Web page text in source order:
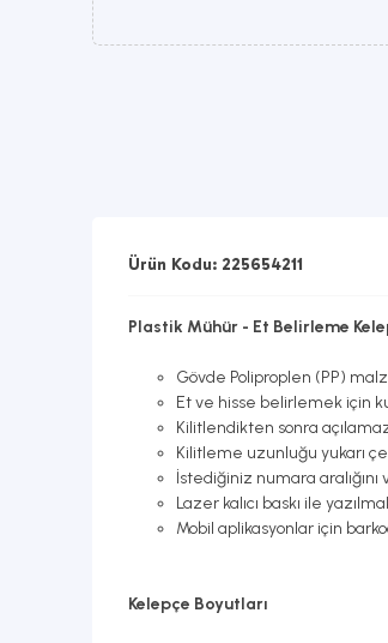
Ürün Kodu: 225654211
Plastik Mühür - Et Belirleme
Gövde Poliproplen (PP)
Et ve hisse belirlemek için
Kilitlendikten sonra
Kilitleme uzunluğu yukarı
İstediğiniz numara
Lazer kalıcı baskı ile
Mobil aplikasyonlar için
Kelepçe Boyutları